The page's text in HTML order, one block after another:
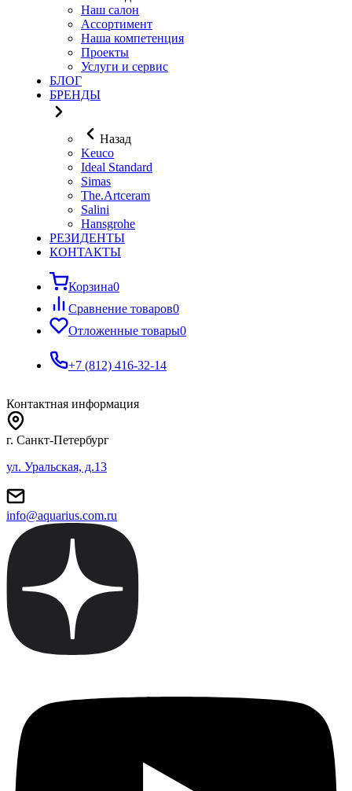
Наш салон
Ассортимент
Наша компетенция
Проекты
Услуги и сервис
БЛОГ
БРЕНДЫ
Назад
Keuco
Ideal Standard
Simas
The.Artceram
Salini
Hansgrohe
РЕЗИДЕНТЫ
КОНТАКТЫ
Корзина0
Сравнение товаров0
Отложенные товары0
+7 (812) 416-32-14
Контактная информация
г. Санкт-Петербург
ул. Уральская, д.13
info@aquarius.com.ru